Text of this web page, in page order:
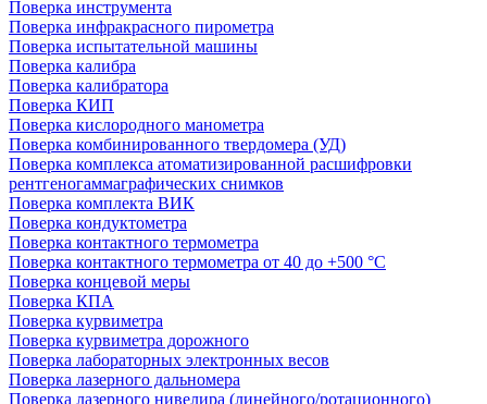
Поверка инструмента
Поверка инфракрасного пирометра
Поверка испытательной машины
Поверка калибра
Поверка калибратора
Поверка КИП
Поверка кислородного манометра
Поверка комбинированного твердомера (УД)
Поверка комплекса атоматизированной расшифровки
рентгеногаммаграфических снимков
Поверка комплекта ВИК
Поверка кондуктометра
Поверка контактного термометра
Поверка контактного термометра от 40 до +500 °С
Поверка концевой меры
Поверка КПА
Поверка курвиметра
Поверка курвиметра дорожного
Поверка лабораторных электронных весов
Поверка лазерного дальномера
Поверка лазерного нивелира (линейного/ротационного)